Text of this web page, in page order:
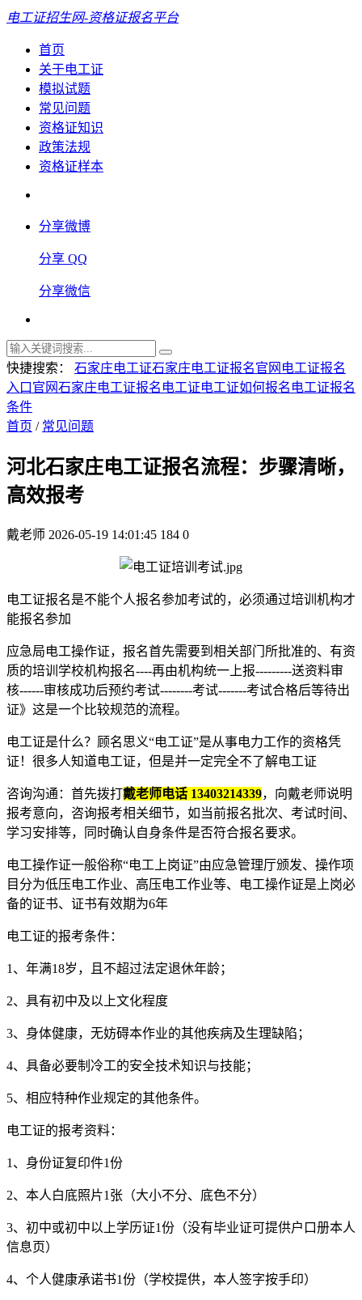
电工证招生网-资格证报名平台
首页
关于电工证
模拟试题
常见问题
资格证知识
政策法规
资格证样本
分享微博
分享 QQ
分享微信
快捷搜索： 石家庄电工证石家庄电工证报名官网 电工证报名
入口官网石家庄电工证报名 电工证电工证如何报名 电工证报名
条件
首页 / 常见问题
河北石家庄电工证报名流程：步骤清晰，
高效报考
戴老师 2026-05-19 14:01:45 184 0
电工证报名是不能个人报名参加考试的，必须通过培训机构才
能报名参加
应急局电工操作证，报名首先需要到相关部门所批准的、有资
质的培训学校机构报名----再由机构统一上报---------送资料审
核------审核成功后预约考试--------考试-------考试合格后等待出
证》这是一个比较规范的流程。
电工证是什么？顾名思义“电工证”是从事电力工作的资格凭
证！很多人知道电工证，但是并一定完全不了解电工证
咨询沟通：首先拨打戴老师电话 13403214339，向戴老师说明
报考意向，咨询报考相关细节，如当前报名批次、考试时间、
学习安排等，同时确认自身条件是否符合报名要求。
电工操作证一般俗称“电工上岗证”由应急管理厅颁发、操作项
目分为低压电工作业、高压电工作业等、电工操作证是上岗必
备的证书、证书有效期为6年
电工证的报考条件：
1、年满18岁，且不超过法定退休年龄；
2、具有初中及以上文化程度
3、身体健康，无妨碍本作业的其他疾病及生理缺陷；
4、具备必要制冷工的安全技术知识与技能；
5、相应特种作业规定的其他条件。
电工证的报考资料：
1、身份证复印件1份
2、本人白底照片1张（大小不分、底色不分）
3、初中或初中以上学历证1份（没有毕业证可提供户口册本人
信息页）
4、个人健康承诺书1份（学校提供，本人签字按手印）